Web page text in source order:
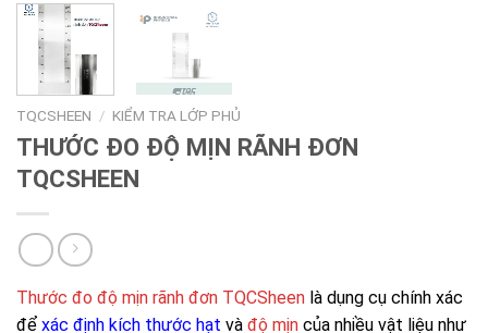
TQCSHEEN / KIỂM TRA LỚP PHỦ
THƯỚC ĐO ĐỘ MỊN RÃNH ĐƠN
TQCSHEEN
Thước đo độ mịn rãnh đơn TQCSheen là dụng cụ chính xác
để xác định kích thước hạt và độ mịn của nhiều vật liệu như